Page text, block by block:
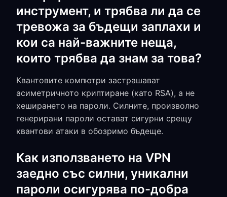
инструмент, и трябва ли да се
тревожа за бъдещи заплахи и
кои са най-важните неща,
които трябва да знам за това?
Квантовите компютри застрашават
асиметричното криптиране (като RSA), а не
хеширането на пароли. Силните, произволно
генерирани пароли остават сигурни срещу
квантови атаки в обозримо бъдеще.
Как използването на VPN
заедно със силни, уникални
пароли осигурява по-добра